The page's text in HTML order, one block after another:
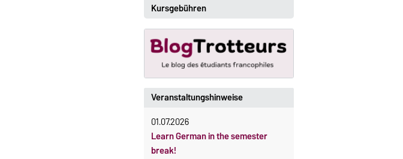
Einschreibezeitraum:
5. Oktober 2026, 9.00 Uhr bis
23. Oktober 2026, 18 Uhr
Moodle
OVGU-Account
Die Kurse beginnen ab dem 12.
Kursteilnahme nur nach
fristgerechter Online-Anmeldung
Kursgebühren
Sprachkurse sind i. d. R.
gebührenpflichtig.
Gebühren
Gebührenrückerstattung
Gebührenbefreiungen bei
curricularer Sprachausbildung
Gebührenbefreiung bei Incomings
Veranstaltungshinweise
01.07.2026
Learn German in the semester
break!